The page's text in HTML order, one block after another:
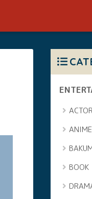
ANIME
BOOK